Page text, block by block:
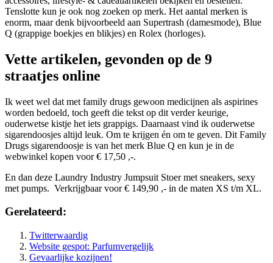
Tenslotte kun je ook nog zoeken op merk. Het aantal merken is
enorm, maar denk bijvoorbeeld aan Supertrash (damesmode), Blue
Q (grappige boekjes en blikjes) en Rolex (horloges).
Vette artikelen, gevonden op de 9
straatjes online
Ik weet wel dat met family drugs gewoon medicijnen als aspirines
worden bedoeld, toch geeft die tekst op dit verder keurige,
ouderwetse kistje het iets grappigs. Daarnaast vind ik ouderwetse
sigarendoosjes altijd leuk. Om te krijgen én om te geven. Dit Family
Drugs sigarendoosje is van het merk Blue Q en kun je in de
webwinkel kopen voor € 17,50 ,-.
En dan deze Laundry Industry Jumpsuit Stoer met sneakers, sexy
met pumps. Verkrijgbaar voor € 149,90 ,- in de maten XS t/m XL.
Gerelateerd:
Twitterwaardig
Website gespot: Parfumvergelijk
Gevaarlijke kozijnen!